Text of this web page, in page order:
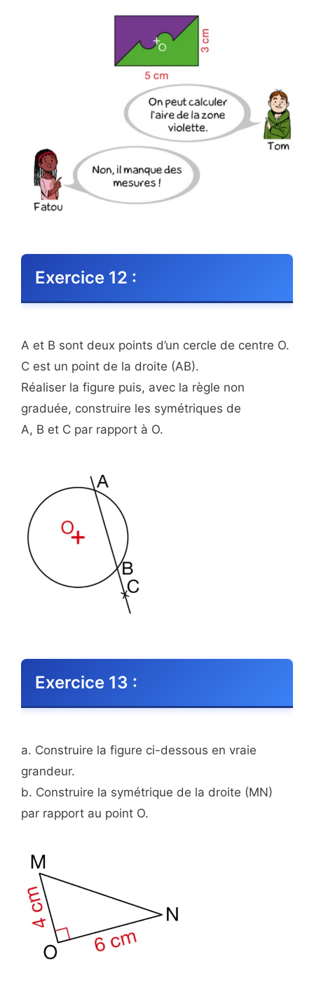
Exercice 12 :
A et B sont deux points d’un cercle de centre O.
C est un point de la droite (AB).
Réaliser la figure puis, avec la règle non
graduée, construire les symétriques de
A, B et C par rapport à O.
Exercice 13 :
a. Construire la figure ci-dessous en vraie
grandeur.
b. Construire la symétrique de la droite (MN)
par rapport au point O.